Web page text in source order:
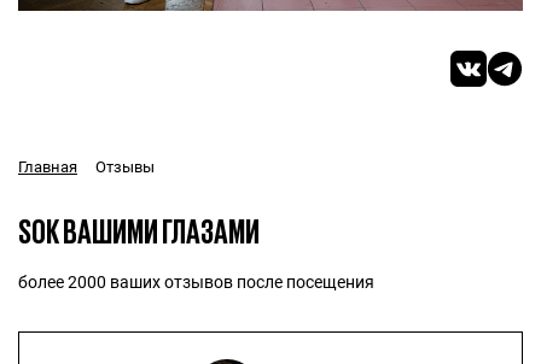
Главная Отзывы
SOK ВАШИМИ ГЛАЗАМИ
более 2000 ваших отзывов после посещения